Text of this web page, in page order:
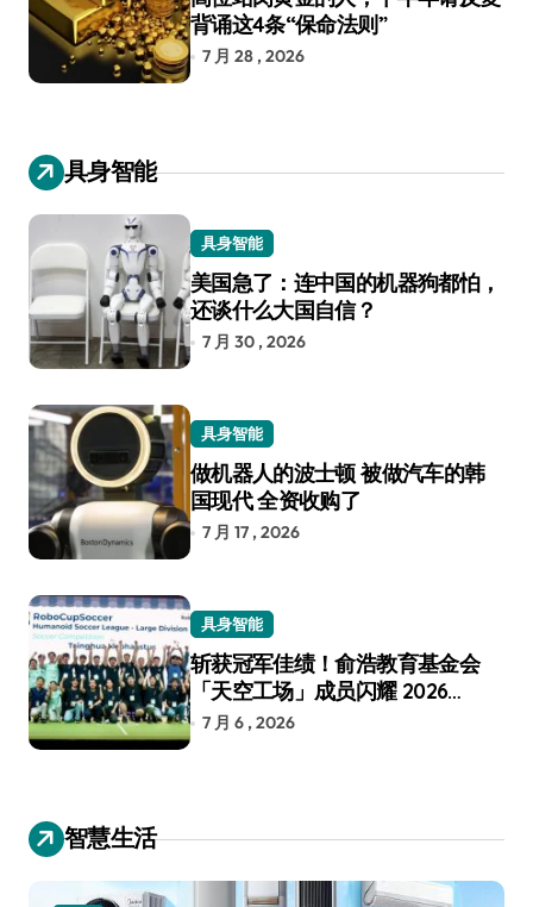
背诵这4条“保命法则”
7 月 28 , 2026
具身智能
具身智能
美国急了：连中国的机器狗都怕，
还谈什么大国自信？
7 月 30 , 2026
具身智能
做机器人的波士顿 被做汽车的韩
国现代 全资收购了
7 月 17 , 2026
具身智能
斩获冠军佳绩！俞浩教育基金会
「天空工场」成员闪耀 2026
RoboCup 机器人世界杯
7 月 6 , 2026
智慧生活